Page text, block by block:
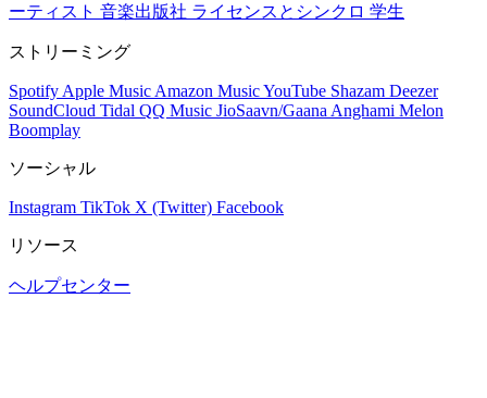
ーティスト 音楽出版社 ライセンスとシンクロ 学生
ストリーミング
Spotify Apple Music Amazon MusicYouTube Shazam Deezer
SoundCloud Tidal QQ Music JioSaavn/Gaana Anghami Melon
Boomplay
ソーシャル
Instagram TikTok X (Twitter) Facebook
リソース
ヘルプセンター